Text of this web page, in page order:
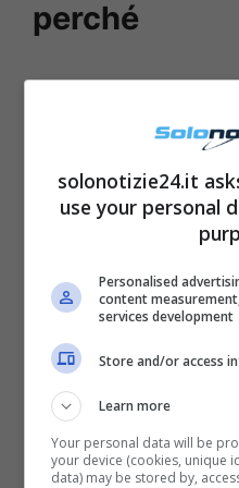
perché
Secondo il celebre
Costanzo la
fatto delle scelte che
rivelate sbagliate e
solonotizie24.it
use your personal
Personalised
content
services development
Store and/or access
Learn more
Your personal data will be
your device (cookies, unique
data) may be stored by,